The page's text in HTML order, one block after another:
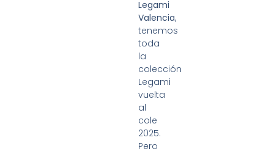
Legami
Valencia,
tenemos
toda
la
colección
Legami
vuelta
al
cole
2025.
Pero